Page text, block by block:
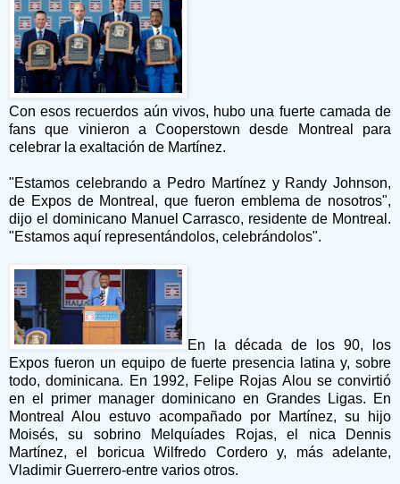
Con esos recuerdos aún vivos, hubo una fuerte camada de
fans que vinieron a Cooperstown desde Montreal para
celebrar la exaltación de Martínez.
"Estamos celebrando a Pedro Martínez y Randy Johnson,
de Expos de Montreal, que fueron emblema de nosotros",
dijo el dominicano Manuel Carrasco, residente de Montreal.
"Estamos aquí representándolos, celebrándolos".
En la década de los 90, los
Expos fueron un equipo de fuerte presencia latina y, sobre
todo, dominicana. En 1992, Felipe Rojas Alou se convirtió
en el primer manager dominicano en Grandes Ligas. En
Montreal Alou estuvo acompañado por Martínez, su hijo
Moisés, su sobrino Melquíades Rojas, el nica Dennis
Martínez, el boricua Wilfredo Cordero y, más adelante,
Vladimir Guerrero-entre varios otros.